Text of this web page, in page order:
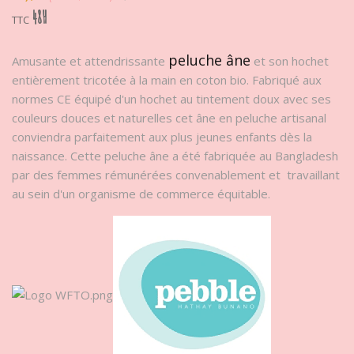
TTC 48H
Amusante et attendrissante peluche âne et son hochet
entièrement tricotée à la main en coton bio. Fabriqué aux
normes CE équipé d'un hochet au tintement doux avec ses
couleurs douces et naturelles cet âne en peluche artisanal
conviendra parfaitement aux plus jeunes enfants dès la
naissance. Cette peluche âne a été fabriquée au Bangladesh
par des femmes rémunérées convenablement et travaillant
au sein d'un organisme de commerce équitable.